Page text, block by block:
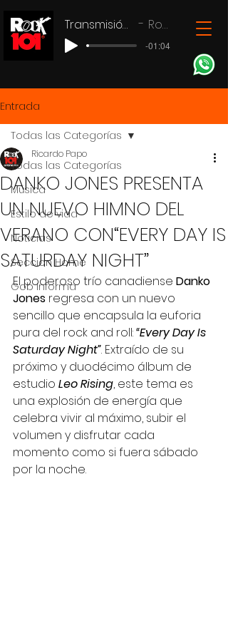
Transmisión en vivo Rock 101
-01:04
Entrada
Todas las Categorías
Música
Estilo de vida
Noticias
Seccion Home
Gob Informa
Todas las Categorías
DANKO JONES PRESENTA
UN NUEVO HIMNO DEL
VERANO CON“EVERY DAY IS
SATURDAY NIGHT”
Ricardo Papo
El poderoso trío canadiense Danko
Jones regresa con un nuevo
sencillo que encapsula la euforia
pura del rock and roll: “Every Day Is
Saturday Night”. Extraído de su
próximo y duodécimo álbum de
estudio Leo Rising, este tema es
una explosión de energía que
celebra vivir al máximo, subir el
volumen y disfrutar cada
momento como si fuera sábado
por la noche.